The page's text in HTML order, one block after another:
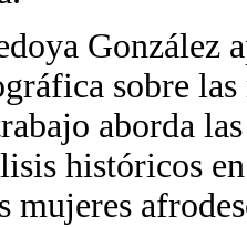
González
sobre las
aborda
históricos
mujeres